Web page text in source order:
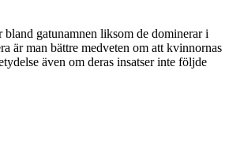
bland gatunamnen liksom de dominerar i
är man bättre medveten om att kvinnornas
även om deras insatser inte följde